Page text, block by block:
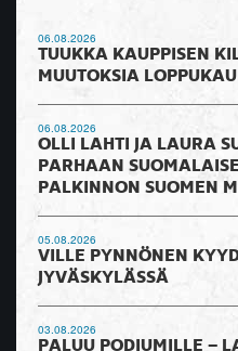
06.08.2026
TUUKKA KAUPPISEN
MUUTOKSIA
06.08.2026
OLLI LAHTI JA LAURA
PARHAAN
PALKINNON SUOMEN
05.08.2026
VILLE PYNNÖNEN
JYVÄSKYLÄSSÄ
03.08.2026
PALUU PODIUMILLE –